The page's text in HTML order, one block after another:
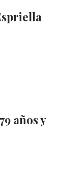
años y